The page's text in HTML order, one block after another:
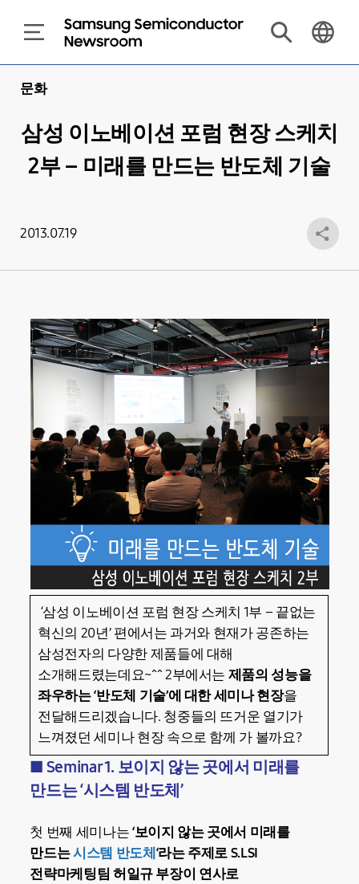
문화
삼성 이노베이션 포럼 현장 스케치
2부 – 미래를 만드는 반도체 기술
2013.07.19
‘삼성 이노베이션 포럼 현장 스케치 1부 – 끝없는
혁신의 20년’ 편에서는 과거와 현재가 공존하는
삼성전자의 다양한 제품들에 대해
소개해드렸는데요~^^ 2부에서는 제품의 성능을
좌우하는 ‘반도체 기술’에 대한 세미나 현장을
전달해드리겠습니다. 청중들의 뜨거운 열기가
느껴졌던 세미나 현장 속으로 함께 가 볼까요?
■ Seminar 1. 보이지 않는 곳에서 미래를
만드는 ‘시스템 반도체’
첫 번째 세미나는‘보이지 않는 곳에서 미래를
만드는시스템 반도체 ‘라는 주제로 S.LSI
전략마케팅팀 허일규 부장이 연사로